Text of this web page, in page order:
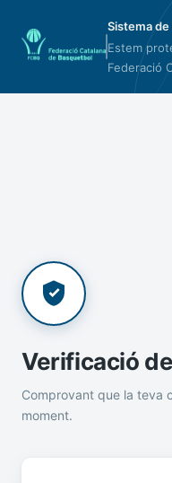
Sistema
Estem
Federació
Verificació
Comprovant que la teva
moment.